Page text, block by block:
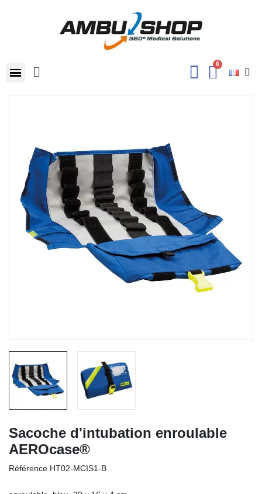
Sacoche d'intubation enroulable
AEROcase®
Référence HT02-MCIS1-B